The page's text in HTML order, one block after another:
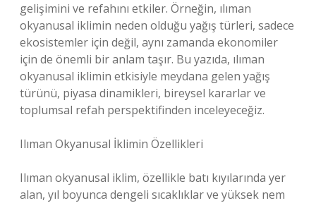
gelişimini ve refahını etkiler. Örneğin, ılıman
okyanusal iklimin neden olduğu yağış türleri, sadece
ekosistemler için değil, aynı zamanda ekonomiler
için de önemli bir anlam taşır. Bu yazıda, ılıman
okyanusal iklimin etkisiyle meydana gelen yağış
türünü, piyasa dinamikleri, bireysel kararlar ve
toplumsal refah perspektifinden inceleyeceğiz.
Ilıman Okyanusal İklimin Özellikleri
Ilıman okyanusal iklim, özellikle batı kıyılarında yer
alan, yıl boyunca dengeli sıcaklıklar ve yüksek nem